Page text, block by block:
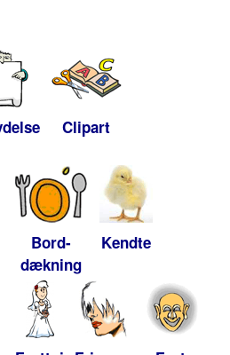
Clipart
Bord-
dækning
Kendte